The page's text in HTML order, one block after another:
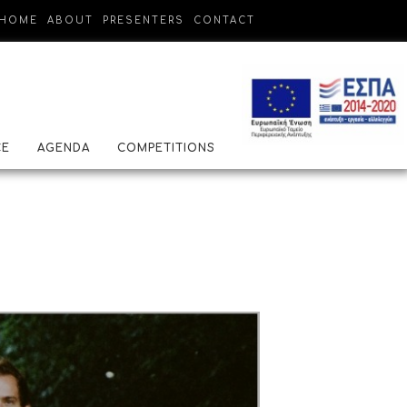
ABOUT PRESENTERS CONTACT
AGENDA COMPETITIONS